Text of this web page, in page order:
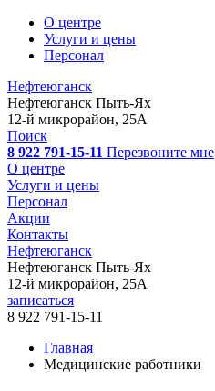
О центре
Услуги и цены
Персонал
Нефтеюганск
Нефтеюганск Пыть-Ях
12-й микрорайон, 25А
Поиск
8 922 791-15-11 Перезвоните мне
О центре
Услуги и цены
Персонал
Акции
Контакты
Нефтеюганск
Нефтеюганск Пыть-Ях
12-й микрорайон, 25А
записаться
8 922 791-15-11
Главная
Медицинские работники